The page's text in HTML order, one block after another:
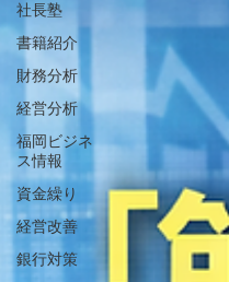
社長塾
書籍紹介
財務分析
経営分析
福岡ビジネ
ス情報
資金繰り
経営改善
銀行対策